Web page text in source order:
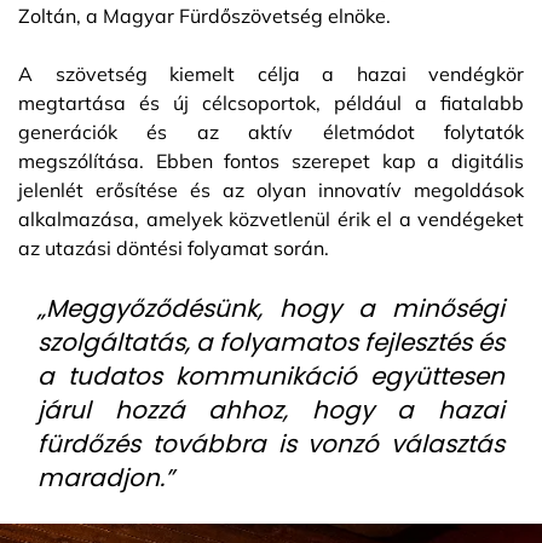
Zoltán, a Magyar Fürdőszövetség elnöke.
A szövetség kiemelt célja a hazai vendégkör
megtartása és új célcsoportok, például a fiatalabb
generációk és az aktív életmódot folytatók
megszólítása. Ebben fontos szerepet kap a digitális
jelenlét erősítése és az olyan innovatív megoldások
alkalmazása, amelyek közvetlenül érik el a vendégeket
az utazási döntési folyamat során.
„Meggyőződésünk, hogy a minőségi
szolgáltatás, a folyamatos fejlesztés és
a tudatos kommunikáció együttesen
járul hozzá ahhoz, hogy a hazai
fürdőzés továbbra is vonzó választás
maradjon.”